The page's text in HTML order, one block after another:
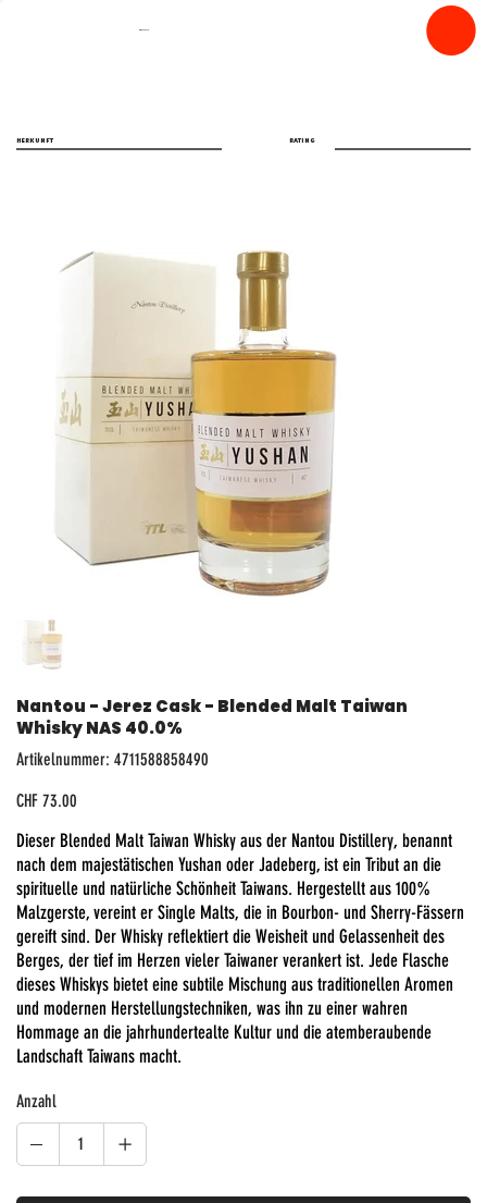
spiritfly
Nantou - Jerez Cask - Blended Malt Taiwan
Whisky NAS 40.0%
Artikelnummer:
Artikelnummer:
4711588858490
4711588858490
Preis
CHF 73.00
Dieser Blended Malt Taiwan Whisky aus der Nantou Distillery, benannt
nach dem majestätischen Yushan oder Jadeberg, ist ein Tribut an die
spirituelle und natürliche Schönheit Taiwans. Hergestellt aus 100%
Malzgerste, vereint er Single Malts, die in Bourbon- und Sherry-Fässern
gereift sind. Der Whisky reflektiert die Weisheit und Gelassenheit des
Berges, der tief im Herzen vieler Taiwaner verankert ist. Jede Flasche
dieses Whiskys bietet eine subtile Mischung aus traditionellen Aromen
und modernen Herstellungstechniken, was ihn zu einer wahren
Hommage an die jahrhundertealte Kultur und die atemberaubende
Landschaft Taiwans macht.
Anzahl
RATING
HERKUNFT